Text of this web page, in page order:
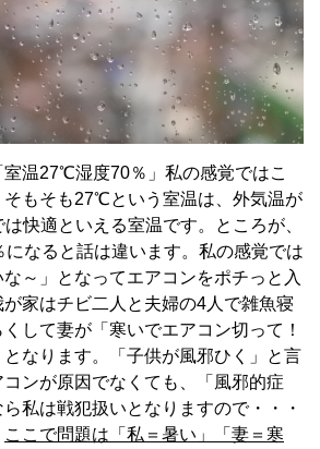
室温27℃湿度70％」私の感覚ではこ
そもそも27℃という室温は、外気温が
快適といえる室温です。ところが、
になると話は違います。私の感覚では
な～」となってエアコンをポチっと入
家はチビ二人と夫婦の4人で雑魚寝
して妻が「寒いでエアコン切って！
なります。「子供が風邪ひく」と言
ンが原因でなくても、「風邪的症
私は戦犯扱いとなりますので・・・
ここで問題は「私＝暑い」「妻＝寒